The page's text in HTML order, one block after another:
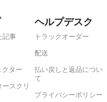
ーンを使用することをお勧
ズと視聴距離に影響します。
と圧迫感があり、小さすぎる
記事
クター
スクリ
ヘルプデスク
トラックオーダー
配送
払い戻しと返品につい
て
プライバシーポリシー